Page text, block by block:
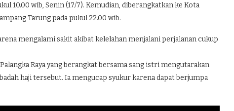
10.00 wib, Senin (17/7). Kemudian, diberangkatkan ke Kota
Tarung pada pukul 22.00 wib.
mengalami sakit akibat kelelahan menjalani perjalanan cukup
Raya yang berangkat bersama sang istri mengutarakan
haji tersebut. Ia mengucap syukur karena dapat berjumpa